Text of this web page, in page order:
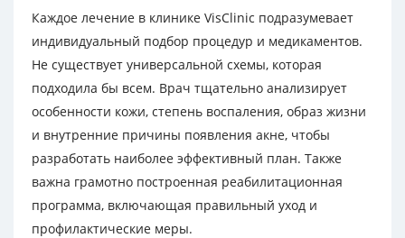
Каждое лечение в клинике VisClinic подразумевает
индивидуальный подбор процедур и медикаментов.
Не существует универсальной схемы, которая
подходила бы всем. Врач тщательно анализирует
особенности кожи, степень воспаления, образ жизни
и внутренние причины появления акне, чтобы
разработать наиболее эффективный план. Также
важна грамотно построенная реабилитационная
программа, включающая правильный уход и
профилактические меры.